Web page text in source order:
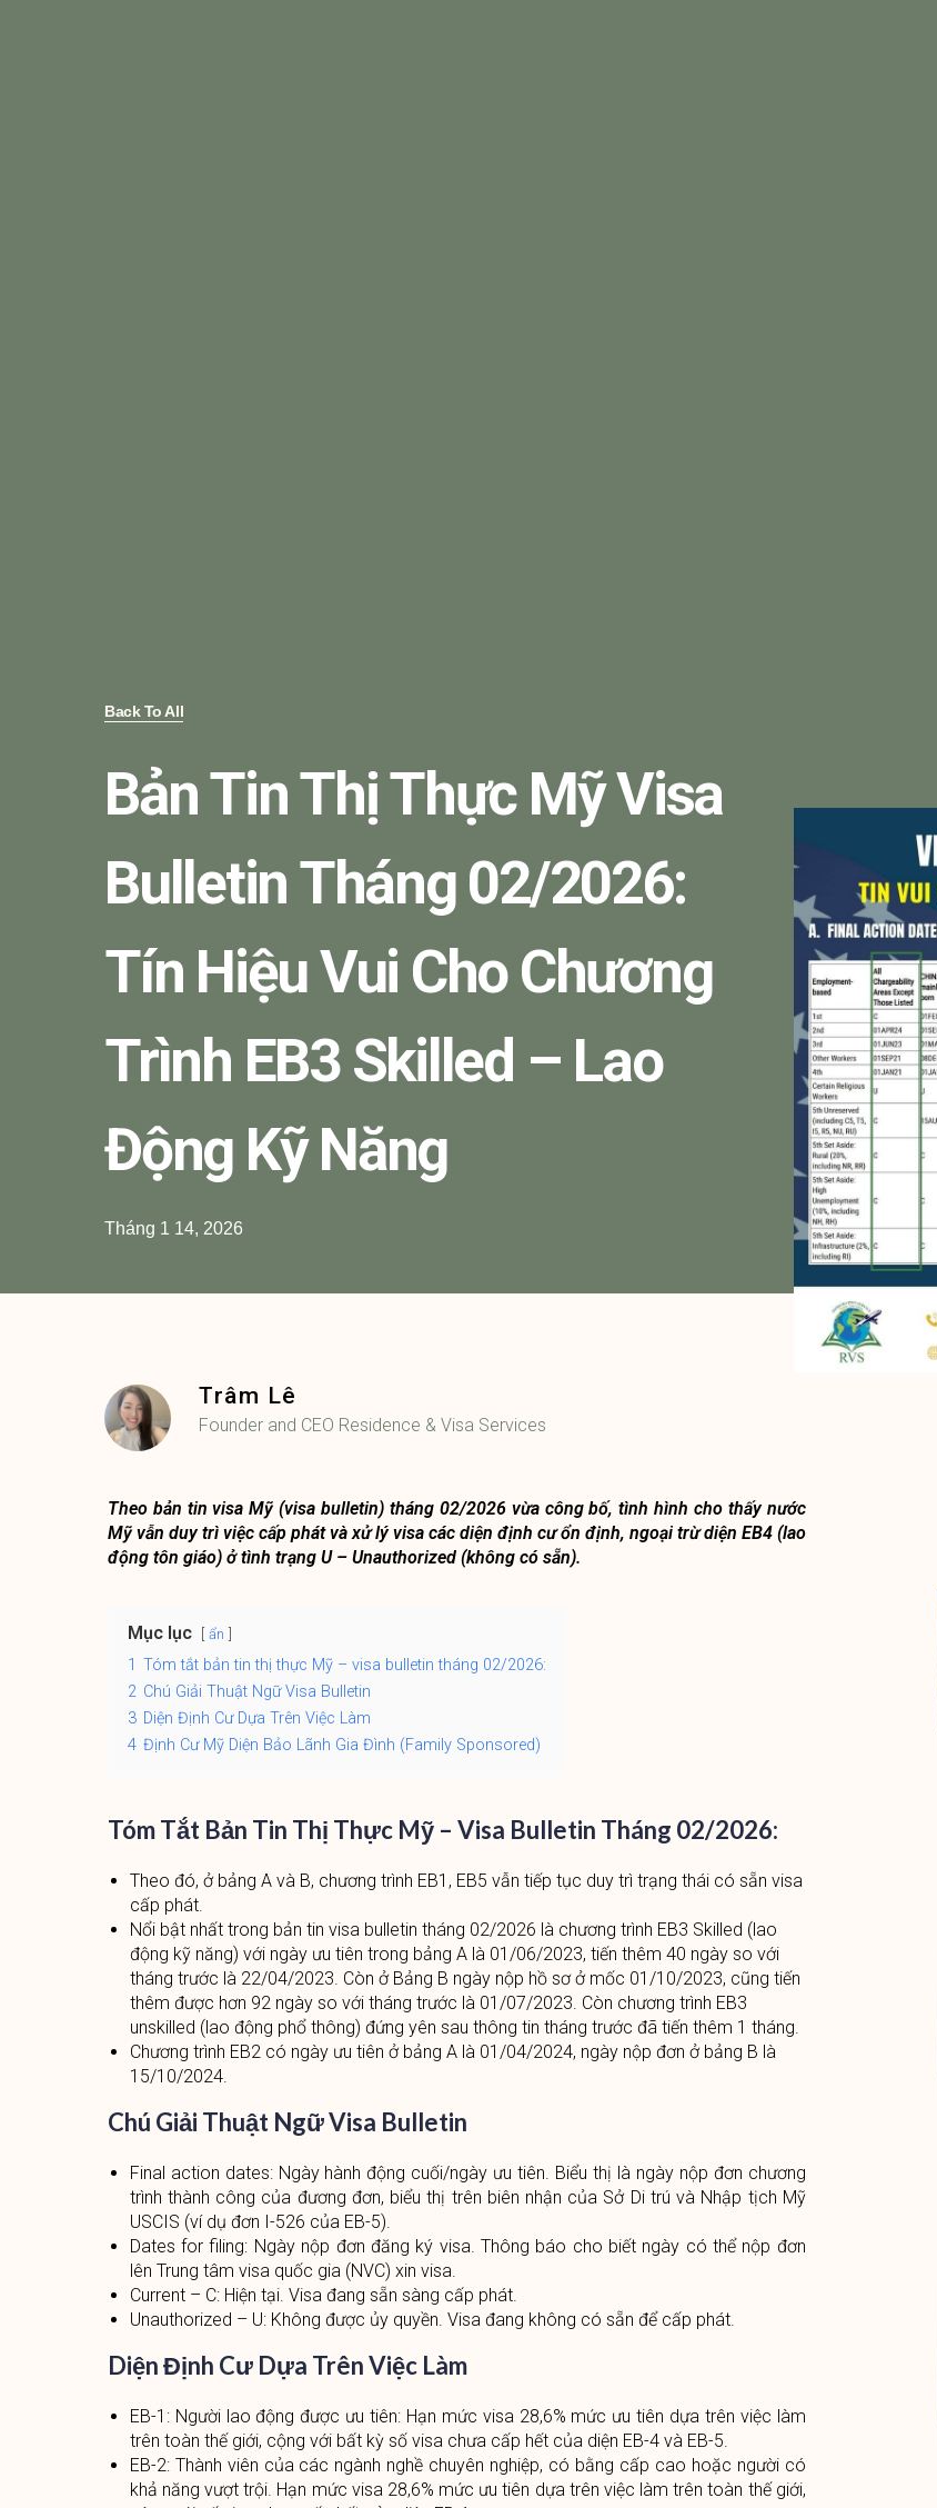
Back To All
Bản Tin Thị Thực Mỹ Visa
Bulletin Tháng 02/2026:
Tín Hiệu Vui Cho Chương
Trình EB3 Skilled – Lao
Động Kỹ Năng
Tháng 1 14, 2026
Trâm Lê
Founder and CEO Residence & Visa Services
Theo bản tin visa Mỹ (visa bulletin) tháng 02/2026 vừa công bố, tình hình cho thấy nước
Mỹ vẫn duy trì việc cấp phát và xử lý visa các diện định cư ổn định, ngoại trừ diện EB4 (lao
động tôn giáo) ở tình trạng U – Unauthorized (không có sẵn).
Mục lục ẩn
1 Tóm tắt bản tin thị thực Mỹ – visa bulletin tháng 02/2026:
2 Chú Giải Thuật Ngữ Visa Bulletin
3 Diện Định Cư Dựa Trên Việc Làm
4 Định Cư Mỹ Diện Bảo Lãnh Gia Đình (Family Sponsored)
Tóm Tắt Bản Tin Thị Thực Mỹ – Visa Bulletin Tháng 02/2026:
Theo đó, ở bảng A và B, chương trình EB1, EB5 vẫn tiếp tục duy trì trạng thái có sẵn visa
cấp phát.
Nổi bật nhất trong bản tin visa bulletin tháng 02/2026 là chương trình EB3 Skilled (lao
động kỹ năng) với ngày ưu tiên trong bảng A là 01/06/2023, tiến thêm 40 ngày so với
tháng trước là 22/04/2023. Còn ở Bảng B ngày nộp hồ sơ ở mốc 01/10/2023, cũng tiến
thêm được hơn 92 ngày so với tháng trước là 01/07/2023. Còn chương trình EB3
unskilled (lao động phổ thông) đứng yên sau thông tin tháng trước đã tiến thêm 1 tháng.
Chương trình EB2 có ngày ưu tiên ở bảng A là 01/04/2024, ngày nộp đơn ở bảng B là
15/10/2024.
Chú Giải Thuật Ngữ Visa Bulletin
Final action dates: Ngày hành động cuối/ngày ưu tiên. Biểu thị là ngày nộp đơn chương
trình thành công của đương đơn, biểu thị trên biên nhận của Sở Di trú và Nhập tịch Mỹ
USCIS (ví dụ đơn I-526 của EB-5).
Dates for filing: Ngày nộp đơn đăng ký visa. Thông báo cho biết ngày có thể nộp đơn
lên Trung tâm visa quốc gia (NVC) xin visa.
Current – C: Hiện tại. Visa đang sẵn sàng cấp phát.
Unauthorized – U: Không được ủy quyền. Visa đang không có sẵn để cấp phát.
Diện Định Cư Dựa Trên Việc Làm
EB-1: Người lao động được ưu tiên: Hạn mức visa 28,6% mức ưu tiên dựa trên việc làm
trên toàn thế giới, cộng với bất kỳ số visa chưa cấp hết của diện EB-4 và EB-5.
EB-2: Thành viên của các ngành nghề chuyên nghiệp, có bằng cấp cao hoặc người có
khả năng vượt trội. Hạn mức visa 28,6% mức ưu tiên dựa trên việc làm trên toàn thế giới,